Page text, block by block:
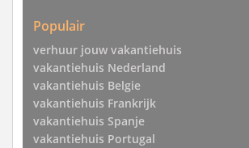
Populair
verhuur jouw vakantiehuis
vakantiehuis Nederland
vakantiehuis Belgie
vakantiehuis Frankrijk
vakantiehuis Spanje
vakantiehuis Portugal